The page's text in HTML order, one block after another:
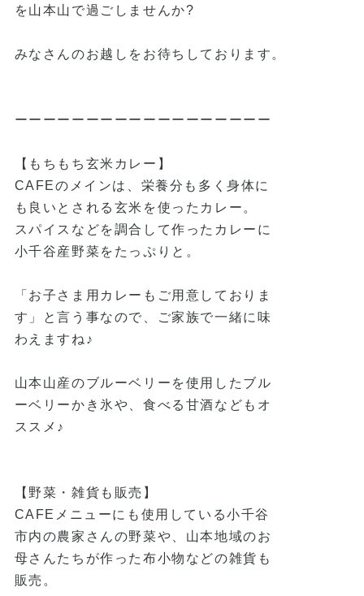
を山本山で過ごしませんか?
みなさんのお越しをお待ちしております。
ーーーーーーーーーーーーーーーーーー
【もちもち玄米カレー】
CAFEのメインは、栄養分も多く身体に
も良いとされる玄米を使ったカレー。
スパイスなどを調合して作ったカレーに
小千谷産野菜をたっぷりと。
「お子さま用カレーもご用意しておりま
す」と言う事なので、ご家族で一緒に味
わえますね♪
山本山産のブルーベリーを使用したブル
ーベリーかき氷や、食べる甘酒などもオ
ススメ♪
【野菜・雑貨も販売】
CAFEメニューにも使用している小千谷
市内の農家さんの野菜や、山本地域のお
母さんたちが作った布小物などの雑貨も
販売。